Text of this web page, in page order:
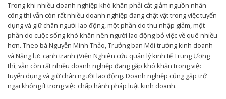
Trong khi nhiều doanh nghiệp khó khăn phải cắt giảm nguồn nhân
công thì vẫn còn rất nhiều doanh nghiệp đang chật vật trong việc tuyển
dụng và giữ chân người lao động, một phần do thu nhập giảm, một
phần do cuộc sống khó khăn nên người lao động bỏ việc về quê nhiều
hơn. Theo bà Nguyễn Minh Thảo, Trưởng ban Môi trường kinh doanh
và Năng lực cạnh tranh (Viện Nghiên cứu quản lý kinh tế Trung Ương
thì, vẫn còn rất nhiều doanh nghiệp đang gặp khó khăn trong việc
tuyển dụng và giữ chân người lao động. Doanh nghiệp cũng gặp trở
ngại không ít trong việc chấp hành pháp luật kinh doanh.